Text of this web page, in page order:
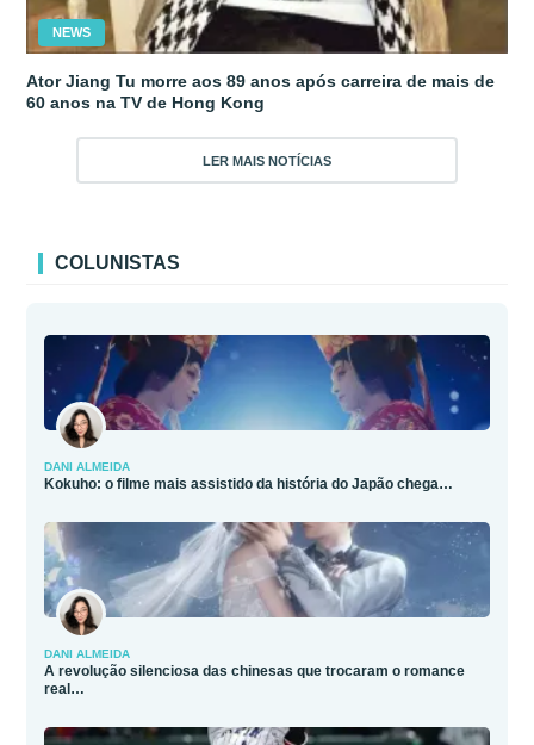
NEWS
Ator Jiang Tu morre aos 89 anos após carreira de mais de
60 anos na TV de Hong Kong
LER MAIS NOTÍCIAS
COLUNISTAS
DANI ALMEIDA
Kokuho: o filme mais assistido da história do Japão chega…
DANI ALMEIDA
A revolução silenciosa das chinesas que trocaram o romance
real…